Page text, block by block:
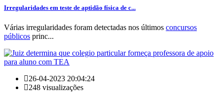
Irregularidades em teste de aptidão física de c...
Várias irregularidades foram detectadas nos últimos concursos
públicos princ...
26-04-2023 20:04:24
248 visualizações